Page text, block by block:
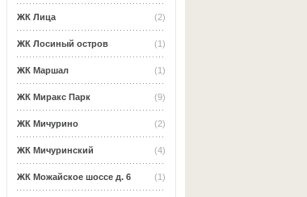
(2)
ЖК Лица
(1)
ЖК Лосиный остров
(1)
ЖК Маршал
(9)
ЖК Миракс Парк
(2)
ЖК Мичурино
(4)
ЖК Мичуринский
(1)
ЖК Можайское шоссе д. 6